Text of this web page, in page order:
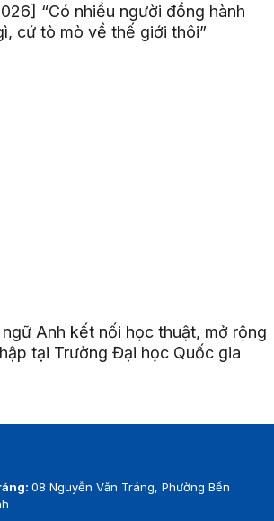
“Có nhiều người đồng hành
cứ tò mò về thế giới thôi”
Anh kết nối học thuật, mở rộng
tại Trường Đại học Quốc gia
08 Nguyễn Văn Tráng, Phường Bến